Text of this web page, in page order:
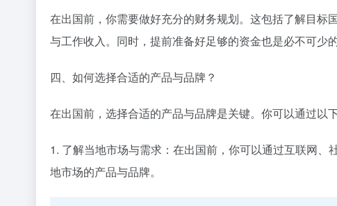
在出国前，你需要做好充分的财务规划。这包括了解目
与工作收入。同时，提前准备好足够的资金也是必不可少的
四、如何选择合适的产品与品牌？
在出国前，选择合适的产品与品牌是关键。你可以通过以
1. 了解当地市场与需求：在出国前，你可以通过互联网
地市场的产品与品牌。